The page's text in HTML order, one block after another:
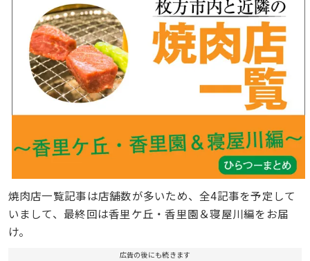
焼肉店一覧記事は店舗数が多いため、全4記事を予定して
いまして、最終回は香里ケ丘・香里園＆寝屋川編をお届
け。
広告の後にも続きます